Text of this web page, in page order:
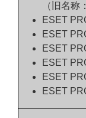
（旧名称
ESET
ESET
ESET
ESET
ESET
ESET